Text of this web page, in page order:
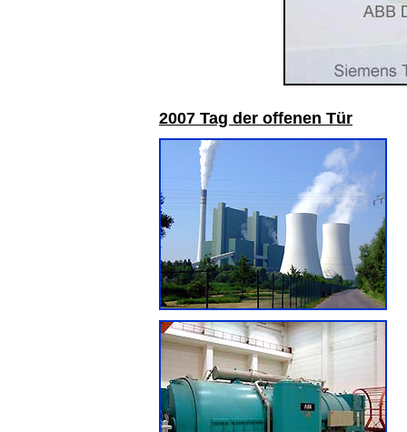
2007 Tag der offenen Tür